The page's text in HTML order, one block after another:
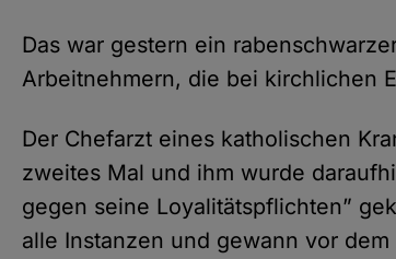
Das war gestern ein
Arbeitnehmern, die bei kirchlichen
Der Chefarzt eines katholischen
zweites Mal und ihm wurde
gegen seine Loyalitätspflichten”
alle Instanzen und gewann vor